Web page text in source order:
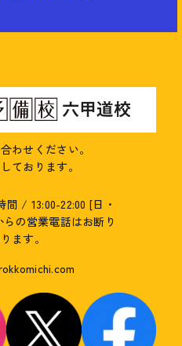
わせください。
ております。
間 / 13:00-22:00 [日・
らの営業電話はお断り
ます。